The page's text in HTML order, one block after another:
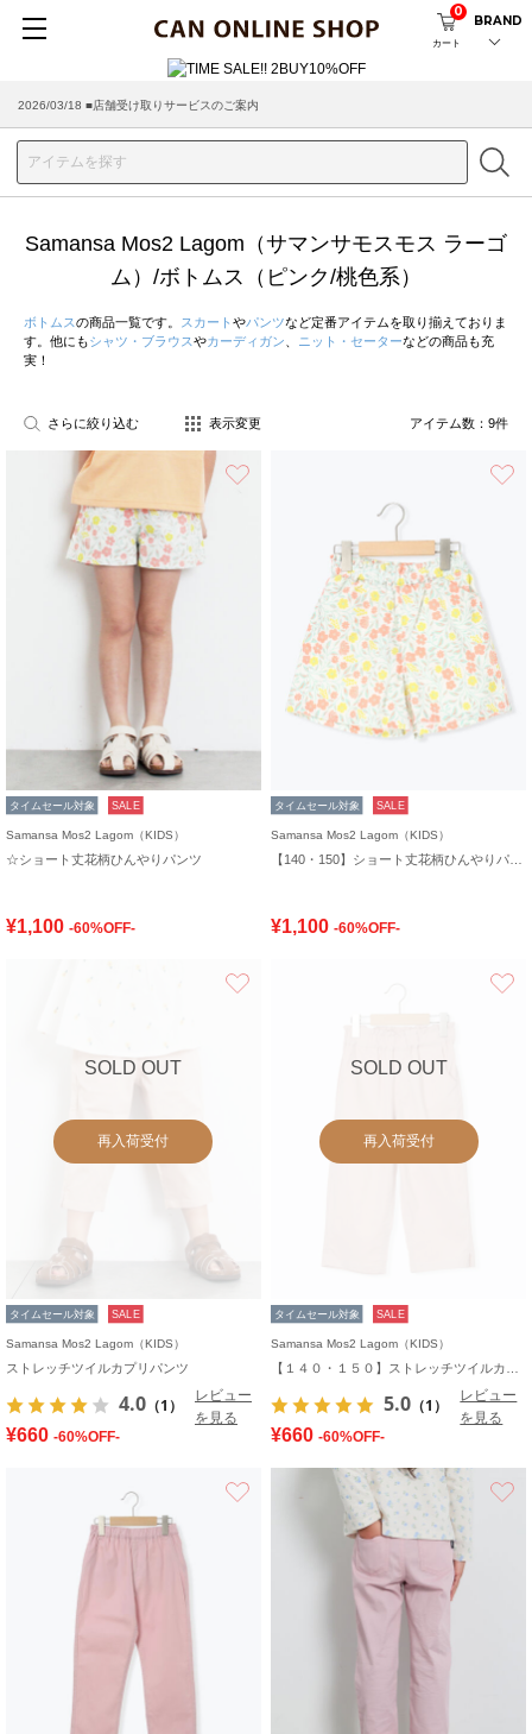
カート
0
BRAND
2026/03/18 ■店舗受け取りサービスのご案内
Samansa Mos2 Lagom（サマンサモスモス ラーゴ
ム）/ボトムス（ピンク/桃色系）
ボトムスの商品一覧です。 スカート やパンツなど定番アイテムを取り揃えておりま
す。他にもシャツ・ブラウスやカーディガン ニット・セーターなどの商品も充
実！
さらに絞り込む 表示変更 アイテム数： 9件
タイムセール対象 SALE
Samansa Mos2 Lagom（KIDS）
☆ショート丈花柄ひんやりパンツ
¥1,100 -60%OFF-
タイムセール対象 SALE
Samansa Mos2 Lagom（KIDS）
¥1,100 -60%OFF-
SOLD OUT
再入荷受付
タイムセール対象 SALE
Samansa Mos2 Lagom（KIDS）
ストレッチツイルカプリパンツ
4.0 （1）
レビュー
を見る
¥660 -60%OFF-
SOLD OUT
再入荷受付
タイムセール対象 SALE
Samansa Mos2 Lagom（KIDS）
5.0 （1）
レビュー
を見る
¥660 -60%OFF-